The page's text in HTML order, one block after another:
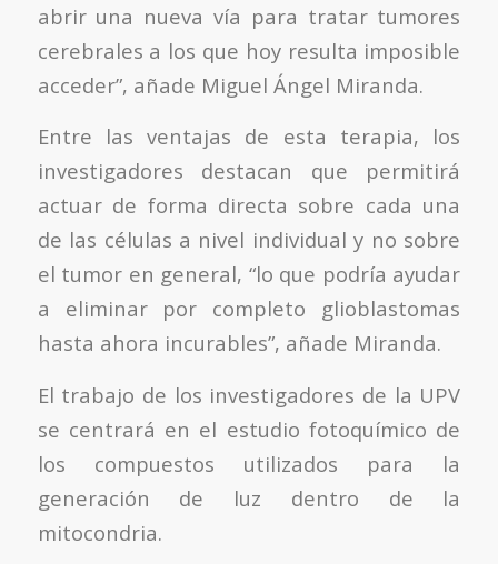
abrir una nueva vía para tratar tumores
cerebrales a los que hoy resulta imposible
acceder”, añade Miguel Ángel Miranda.
Entre las ventajas de esta terapia, los
investigadores destacan que permitirá
actuar de forma directa sobre cada una
de las células a nivel individual y no sobre
el tumor en general, “lo que podría ayudar
a eliminar por completo glioblastomas
hasta ahora incurables”, añade Miranda.
El trabajo de los investigadores de la UPV
se centrará en el estudio fotoquímico de
los compuestos utilizados para la
generación de luz dentro de la
mitocondria.